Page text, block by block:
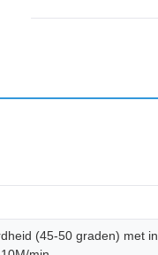
(45-50 graden) met